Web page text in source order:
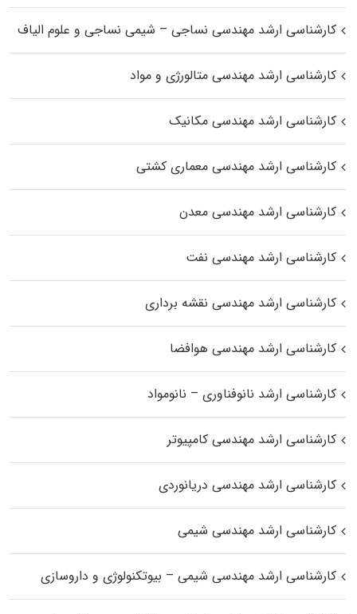
کارشناسی ارشد مهندسی نساجی – شیمی نساجی و علوم الیاف
کارشناسی ارشد مهندسی متالورژی و مواد
کارشناسی ارشد مهندسی مکانیک
کارشناسی ارشد مهندسی معماری کشتی
کارشناسی ارشد مهندسی معدن
کارشناسی ارشد مهندسی نفت
کارشناسی ارشد مهندسی نقشه برداری
کارشناسی ارشد مهندسی هوافضا
کارشناسی ارشد نانوفناوری – نانومواد
کارشناسی ارشد مهندسی کامپیوتر
کارشناسی ارشد مهندسی دریانوردی
کارشناسی ارشد مهندسی شیمی
کارشناسی ارشد مهندسی شیمی – بیوتکنولوژی و داروسازی